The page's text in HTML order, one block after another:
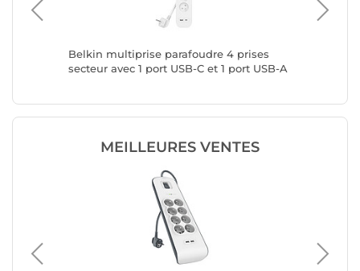
Belkin multiprise parafoudre 4 prises
secteur avec 1 port USB-C et 1 port USB-A
MEILLEURES VENTES